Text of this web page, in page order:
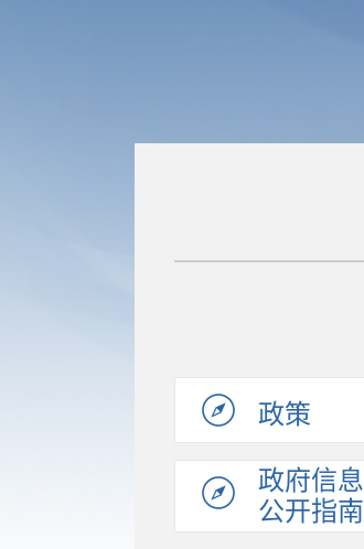
政策
政府信息
公开指南